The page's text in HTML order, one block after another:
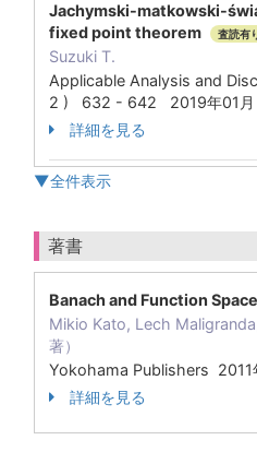
Jachymski-matkowski-
fixed point theorem
査読有
Suzuki T.
Applicable Analysis and
2 ) 632 - 642 2019年01月
詳細を見る
▼全件表示
著書
Banach and Function
Mikio Kato, Lech
著）
Yokohama Publishers 2011
詳細を見る